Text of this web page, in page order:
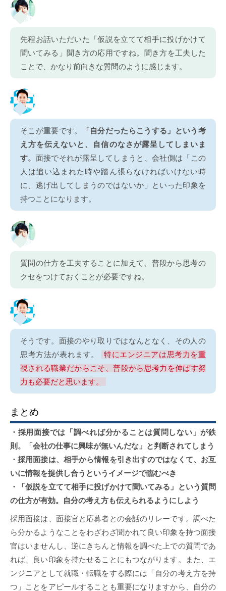
先程お話いただいた「仮説を立てて相手に投げかけて
聞いてみる」聞き方の応用ですね。聞き方を工夫した
ことで、かなり前向きな質問のように感じます。
そこが重要です。
「自分だったらこうする」という考
え方を伝えないと、自信のなさが露呈してしまいま
す。 面接でそれが露呈してしまうと、会社側は「この
人は追い込まれた時や踏ん張らなければいけない時
に、逃げ出してしまうのではないか」といった印象を
持つことになります。
質問の仕方を工夫することに加えて、普段から思考の
クセをつけておくことが必要ですね。
そうです。面接のやり取りではなんとなく、その人の
思考方法が表れます。
特にエンジニアは思考力を重
視される職業だからこそ、普段から思考力を伸ばす努
力も必要だと思います。
まとめ
・採用面接では「調べれば分かることは質問しない」が鉄
則。「会社の仕事に興味が無いんだな」と判断されてしまう
・採用面接は、相手から情報を引き出すのではなくて、お互
いに情報を提供し合うというイメージで臨むべき
・「仮説を立てて相手に投げかけて聞いてみる」という質問
の仕方が有効。自分の考え方も伝えられるようにしよう
採用面接は、面接官と応募者との会話のリレーです。調べた
ら分かるようなことをわざわざ聞かれて良い印象を持つ面接
官はいませんし、逆にきちんと情報を調べた上での質問であ
れば、良い印象を持たせることにもつながります。また、エ
ンジニアとして就職・転職をする際には「自分の考え方を持
つ」ことをアピールすることも重要になりますから、自分の